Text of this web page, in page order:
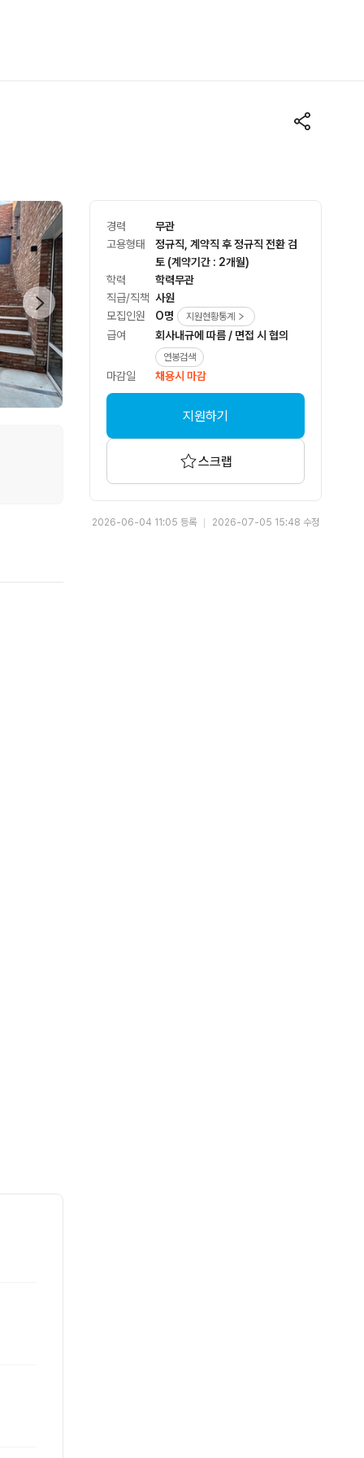
경력
무관
고용형태
정규직, 계약직 후 정규직 전환 검
토 (계약기간 : 2개월)
학력
학력무관
직급/직책 사원
모집인원
O명 지원현황통계
급여 회사내규에 따름 / 면접 시 협의
연봉검색
마감일 채용시 마감
지원하기
스크랩
2026-06-04 11:05 등록 2026-07-05 15:48 수정